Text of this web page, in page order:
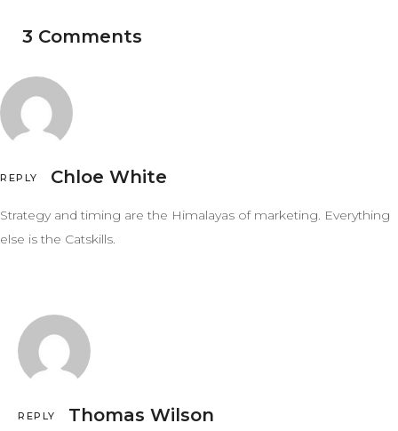
3 Comments
REPLY Chloe White
Strategy and timing are the Himalayas of marketing. Everything
else is the Catskills.
REPLY Thomas Wilson